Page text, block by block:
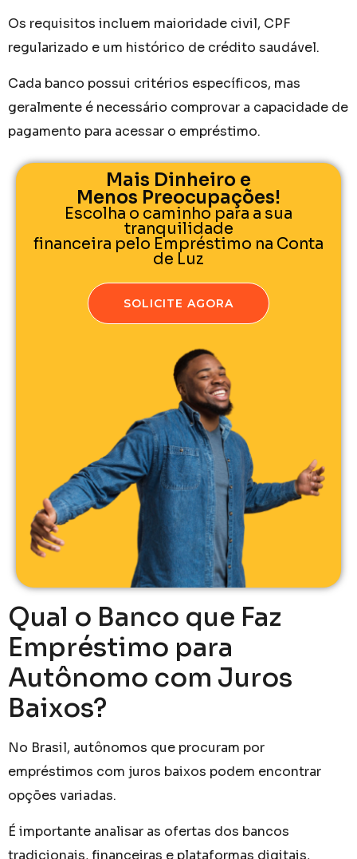
Os requisitos incluem maioridade civil, CPF
regularizado e um histórico de crédito saudável.
Cada banco possui critérios específicos, mas
geralmente é necessário comprovar a capacidade de
pagamento para acessar o empréstimo.
Mais Dinheiro e
Menos Preocupações!
Escolha o caminho para a sua
tranquilidade
financeira pelo Empréstimo na Conta
de Luz
SOLICITE AGORA
Qual o Banco que Faz
Empréstimo para
Autônomo com Juros
Baixos?
No Brasil, autônomos que procuram por
empréstimos com juros baixos podem encontrar
opções variadas.
É importante analisar as ofertas dos bancos
tradicionais, financeiras e plataformas digitais,